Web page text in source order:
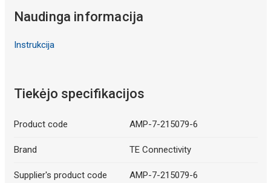
Naudinga informacija
Instrukcija
Tiekėjo specifikacijos
Product code AMP-7-215079-6
Brand TE Connectivity
Supplier's product code AMP-7-215079-6